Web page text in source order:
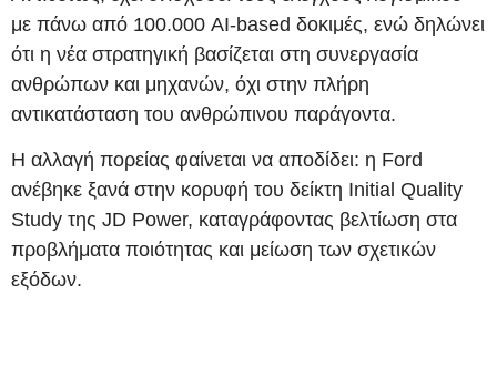
με πάνω από 100.000 AI-based δοκιμές, ενώ δηλώνει
ότι η νέα στρατηγική βασίζεται στη συνεργασία
ανθρώπων και μηχανών, όχι στην πλήρη
αντικατάσταση του ανθρώπινου παράγοντα.
Η αλλαγή πορείας φαίνεται να αποδίδει: η Ford
ανέβηκε ξανά στην κορυφή του δείκτη Initial Quality
Study της JD Power, καταγράφοντας βελτίωση στα
προβλήματα ποιότητας και μείωση των σχετικών
εξόδων.